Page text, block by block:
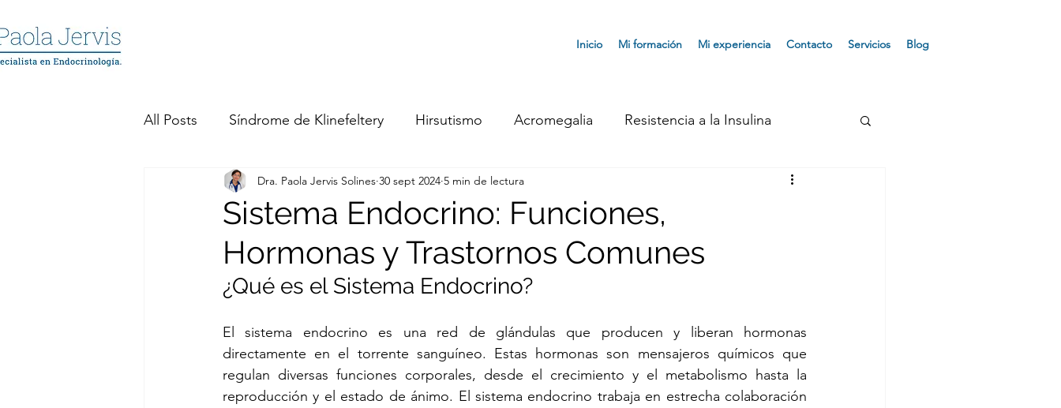
Inicio Mi formación Mi experiencia Contacto Servicios Blog
All Posts Síndrome de Klinefeltery Hirsutismo Acromegalia Resistencia a la Insulina
Prolactinomas Tumores Neuroendocrinos Síndrome de Ovario Poliquístico Osteoporosis
Hipotiroidismo Hipertiroidismo Cáncer de Tiroides Andropausia Sindrome de Turner
Síndrome de Conn Síndrome de Cushing Talla Baja Glandulas Suprarrenales
Sistema Endocrino: Funciones,
Hormonas y Trastornos Comunes
Dra. Paola Jervis Solines 30 sept 2024 5 min de lectura
¿Qué es el Sistema Endocrino?
El sistema endocrino es una red de glándulas que producen y liberan hormonas
directamente en el torrente sanguíneo. Estas hormonas son mensajeros químicos que
regulan diversas funciones corporales, desde el crecimiento y el metabolismo hasta la
reproducción y el estado de ánimo. El sistema endocrino trabaja en estrecha colaboración